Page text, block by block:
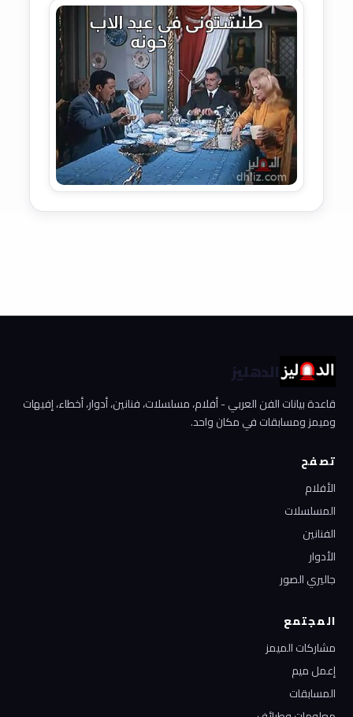
الدهليز
قاعدة بيانات الفن العربي - أفلام، مسلسلات، فنانين، أدوار، أخطاء، إفيهات
وميمز ومسابقات في مكان واحد.
تصفح
الأفلام
المسلسلات
الفنانين
الأدوار
جاليري الصور
المجتمع
مشاركات الميمز
إعمل ميم
المسابقات